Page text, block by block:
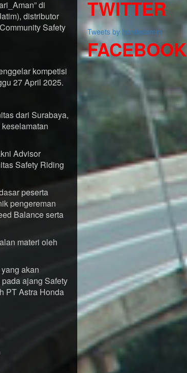
di
distributor
Safety
kompetisi
27 April 2025.
dari Surabaya,
Advisor
Safety Riding
peserta
pengereman
Balance serta
materi oleh
akan
ajang Safety
PT Astra Honda
TWITTER
Tweets by hondacomm
FACEBOOK